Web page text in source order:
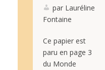
par Lauréline
Fontaine
Ce papier est
paru en page 3
du Monde